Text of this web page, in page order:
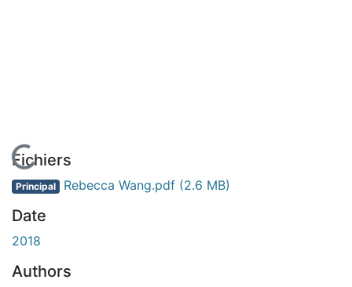
En cours de chargement...
Fichiers
Principal Rebecca Wang.pdf (2.6 MB)
Date
2018
Authors